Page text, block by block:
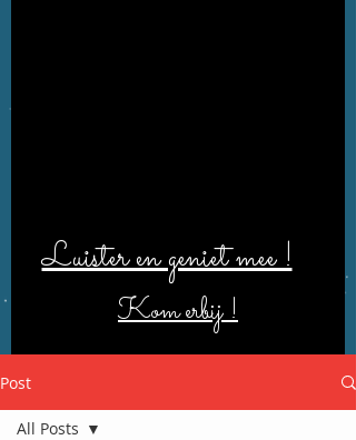
Luister en geniet mee !
Kom erbij !
Post
All Posts